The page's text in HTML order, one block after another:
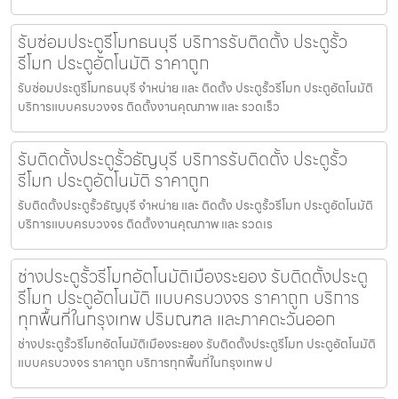
รับซ่อมประตูรีโมทธนบุรี บริการรับติดตั้ง ประตูรั้ว
รีโมท ประตูอัตโนมัติ ราคาถูก
รับซ่อมประตูรีโมทธนบุรี จำหน่าย และ ติดตั้ง ประตูรั้วรีโมท ประตูอัตโนมัติ
บริการแบบครบวงจร ติดตั้งงานคุณภาพ และ รวดเร็ว
รับติดตั้งประตูรั้วธัญบุรี บริการรับติดตั้ง ประตูรั้ว
รีโมท ประตูอัตโนมัติ ราคาถูก
รับติดตั้งประตูรั้วธัญบุรี จำหน่าย และ ติดตั้ง ประตูรั้วรีโมท ประตูอัตโนมัติ
บริการแบบครบวงจร ติดตั้งงานคุณภาพ และ รวดเร
ช่างประตูรั้วรีโมทอัตโนมัติเมืองระยอง รับติดตั้งประตู
รีโมท ประตูอัตโนมัติ แบบครบวงจร ราคาถูก บริการ
ทุกพื้นที่ในกรุงเทพ ปริมณฑล และภาคตะวันออก
ช่างประตูรั้วรีโมทอัตโนมัติเมืองระยอง รับติดตั้งประตูรีโมท ประตูอัตโนมัติ
แบบครบวงจร ราคาถูก บริการทุกพื้นที่ในกรุงเทพ ป